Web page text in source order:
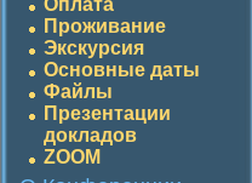
Оплата
Проживание
Экскурсия
Основные даты
Файлы
Презентации
докладов
ZOOM